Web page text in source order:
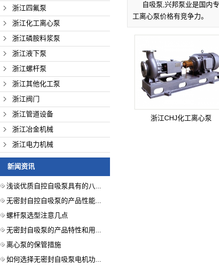
浙江四氟泵
浙江化工离心泵
浙江磷胺料浆泵
浙江液下泵
浙江螺杆泵
浙江其他化工泵
浙江阀门
浙江管道设备
浙江冶金机械
浙江电力机械
新闻资讯
浅谈优质自控自吸泵具有的八...
无密封自控自吸泵的产品性能...
螺杆泵选型注意几点
无密封自吸泵的产品特性和用...
离心泵的保管措施
如何选择无密封自吸泵电机功...
自吸泵,兴邦泵业是国内
工离心泵价格有竞争力。
浙江CHJ化工离心泵